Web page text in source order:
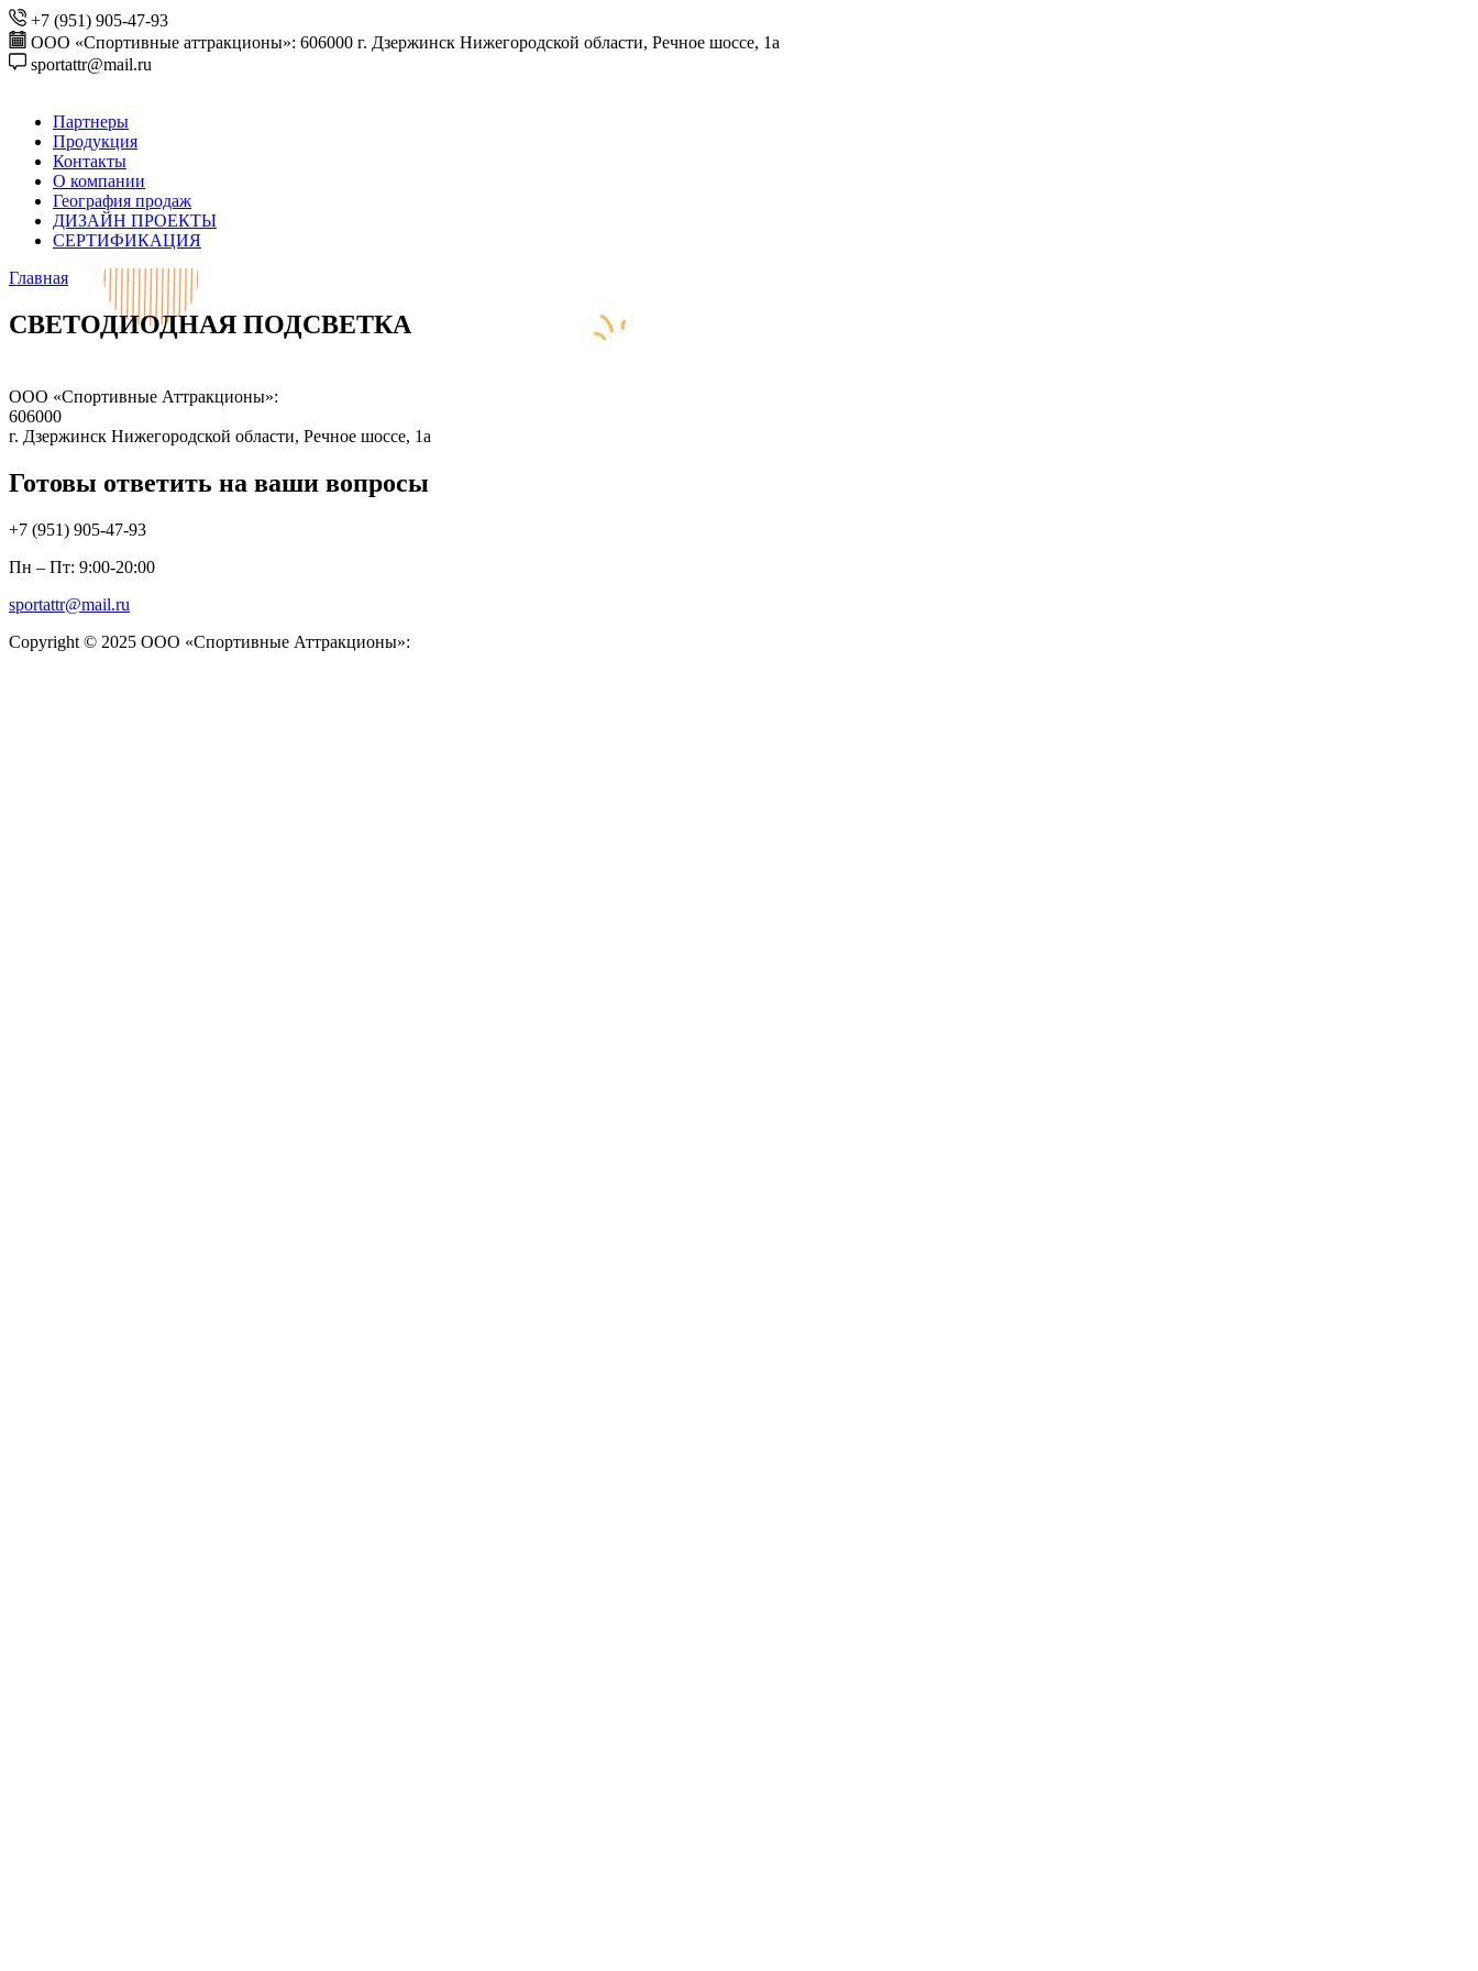
+7 (951) 905-47-93
ООО «Спортивные аттракционы»: 606000 г. Дзержинск Нижегородской области, Речное шоссе, 1а
sportattr@mail.ru
Партнеры
Продукция
Контакты
О компании
География продаж
ДИЗАЙН ПРОЕКТЫ
СЕРТИФИКАЦИЯ
Главная
СВЕТОДИОДНАЯ ПОДСВЕТКА
ООО «Спортивные Аттракционы»:
606000
г. Дзержинск Нижегородской области, Речное шоссе, 1а
Готовы ответить на ваши вопросы
+7 (951) 905-47-93
Пн – Пт: 9:00-20:00
sportattr@mail.ru
Copyright © 2025 ООО «Спортивные Аттракционы»: